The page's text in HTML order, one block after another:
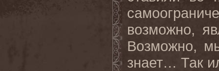
возможно,
Возможно,
знает… Так